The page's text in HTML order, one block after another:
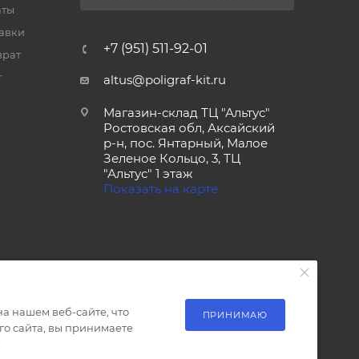
+7 (951) 511-92-01
altus@poligraf-kit.ru
Магазин-склад ТЦ "Альтус"
Ростовская обл, Аксайский
р-н, пос. Янтарный, Малое
Зеленое Кольцо, 3, ТЦ
"Альтус" 1 этаж
Показать на карте
нашем веб-сайте, что
сайта, вы принимаете
ПРИНИМАЮ